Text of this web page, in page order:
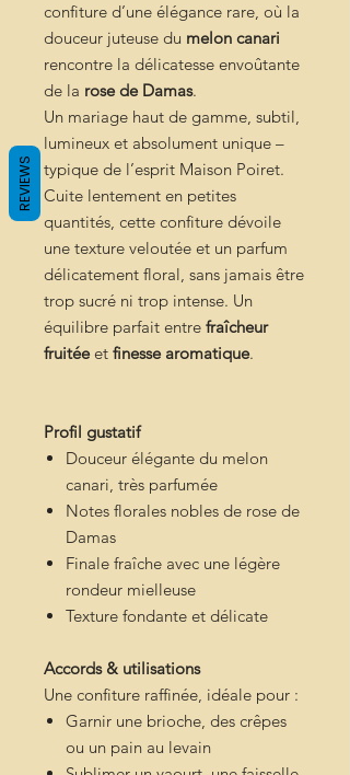
confiture d’une élégance rare, où la
douceur juteuse du melon canari
rencontre la délicatesse envoûtante
de la rose de Damas.
Un mariage haut de gamme, subtil,
lumineux et absolument unique –
typique de l’esprit Maison Poiret.
Cuite lentement en petites
quantités, cette confiture dévoile
une texture veloutée et un parfum
délicatement floral, sans jamais être
trop sucré ni trop intense. Un
équilibre parfait entre fraîcheur
fruitéeet finesse aromatique.
Profil gustatif
Douceur élégante du melon
canari, très parfumée
Notes florales nobles de rose de
Damas
Finale fraîche avec une légère
rondeur mielleuse
Texture fondante et délicate
Accords & utilisations
Une confiture raffinée, idéale pour :
Garnir une brioche, des crêpes
ou un pain au levain
REVIEWS